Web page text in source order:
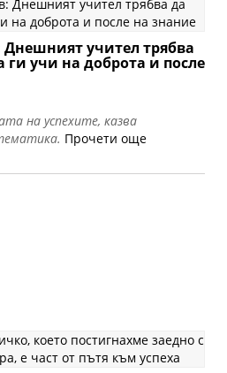
учител трябва
ги учи на доброта и после
на успехите, казва
Прочети още